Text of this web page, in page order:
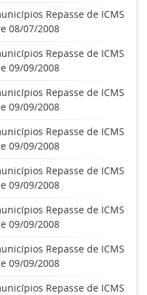
Repasse de ICMS
08/07/2008
Repasse de ICMS
09/09/2008
Repasse de ICMS
09/09/2008
Repasse de ICMS
09/09/2008
Repasse de ICMS
09/09/2008
Repasse de ICMS
09/09/2008
Repasse de ICMS
09/09/2008
Repasse de ICMS